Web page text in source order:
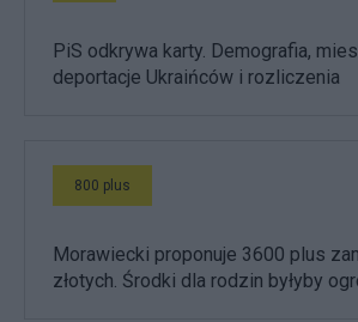
PiS odkrywa karty. Demografia,
deportacje Ukraińców i rozliczenia
800 plus
Morawiecki proponuje 3600 plus
złotych. Środki dla rodzin byłyby